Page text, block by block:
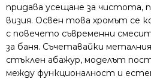
придава усещане за чистота,
визия. Освен това хромът се
с повечето съвременни
за баня. Съчетавайки
стъклен абажур, моделът
между функционалност и